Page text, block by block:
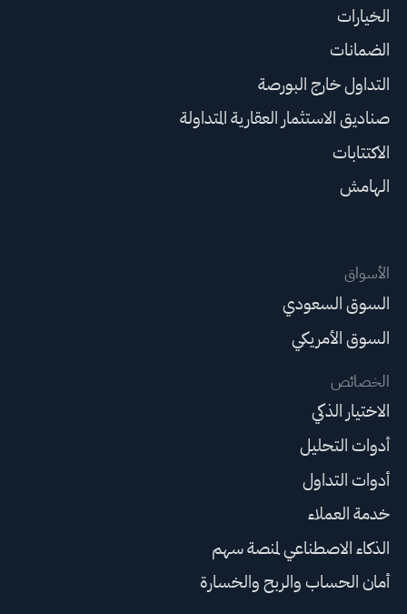
الخيارات
الضمانات
التداول خارج البورصة
صناديق الاستثمار العقارية المتداولة
الاكتتابات
الهامش
الأسواق
السوق السعودي
السوق الأمريكي
الخصائص
الاختيار الذكي
أدوات التحليل
أدوات التداول
خدمة العملاء
الذكاء الاصطناعي لمنصة سهم
أمان الحساب والربح والخسارة